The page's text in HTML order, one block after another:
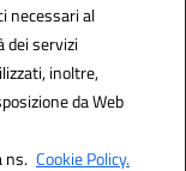
necessari al
dei servizi
inoltre,
da Web
ns. Cookie Policy.
istsc_vvic82200d